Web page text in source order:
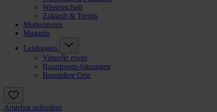
Wissenschaft
Zukunft & Trends
Moderatoren
Magazin
Leistungen
Virtuelle event
Boardroom-Sitzungen
Besondere Orte
Angebot anfordern